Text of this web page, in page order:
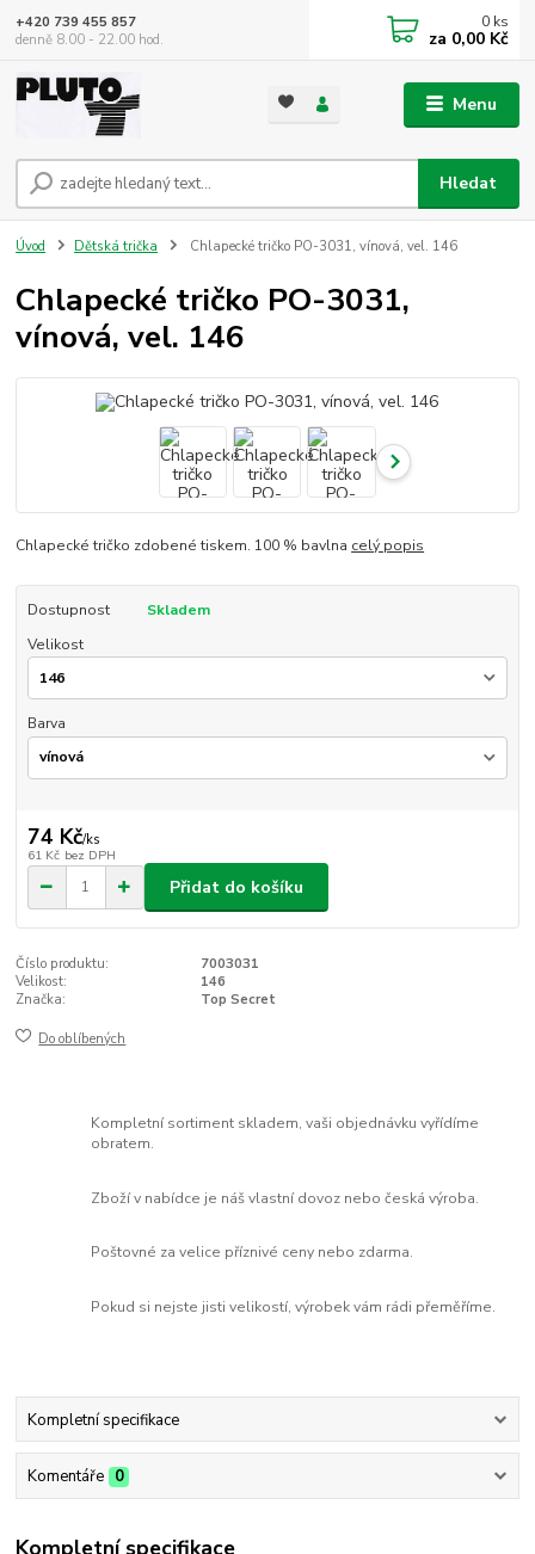
Menu
Hledat
+420 739 455 857
denně 8.00 - 22.00 hod.
0 ks
za 0,00 Kč
Úvod Dětská trička Chlapecké tričko PO-3031, vínová, vel. 146
Chlapecké tričko PO-3031,
vínová, vel. 146
Chlapecké tričko zdobené tiskem. 100 % bavlna celý popis
Dostupnost
Skladem
Velikost
Barva
74 Kč/ks
61 Kč bez DPH
Přidat do košíku
Číslo produktu:
7003031
Velikost:
146
Značka:
Top Secret
Do oblíbených
Kompletní sortiment skladem, vaši objednávku vyřídíme
obratem.
Zboží v nabídce je náš vlastní dovoz nebo česká výroba.
Poštovné za velice příznivé ceny nebo zdarma.
Pokud si nejste jisti velikostí, výrobek vám rádi přeměříme.
Kompletní specifikace
Komentáře 0